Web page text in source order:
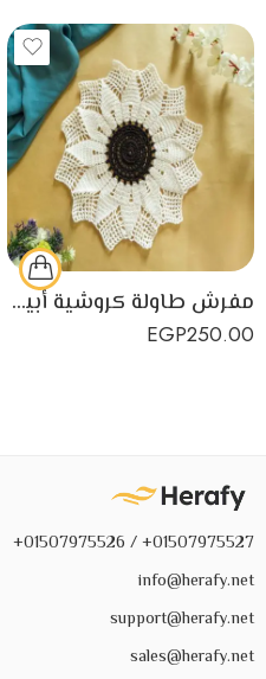
مفرش طاولة كروشية أبيض في أسود صمم يدوياً
EGP250.00
01507975527+ / 01507975526+
info@herafy.net
support@herafy.net
sales@herafy.net